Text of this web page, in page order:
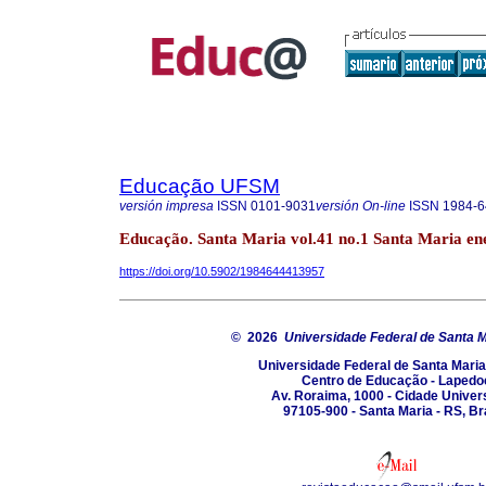
Educação UFSM
versión impresa ISSN 0101-9031versión On-line ISSN 1984-
Educação. Santa Maria vol.41 no.1 Santa Maria
https://doi.org/10.5902/1984644413957
© 2026 Universidade Federal de Santa
Universidade Federal de Santa
Centro de Educação -
Av. Roraima, 1000 - Cidade
97105-900 - Santa Maria - RS,